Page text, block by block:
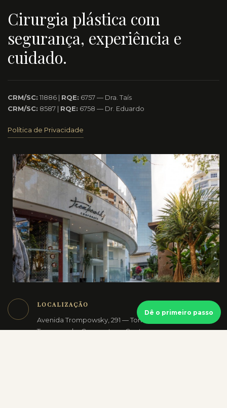
Cirurgia plástica com
segurança, experiência e
cuidado.
CRM/SC: 11886 | RQE: 6757 — Dra. Taís
CRM/SC: 8587 | RQE: 6758 — Dr. Eduardo
Política de Privacidade
LOCALIZAÇÃO
Avenida Trompowsky, 291 — Torre 2, sala 1103
Trompowsky Corporate — Centro
Dê o primeiro passo